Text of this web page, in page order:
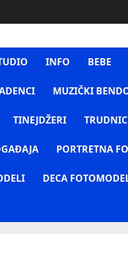
INFO BEBE
MUZIČKI
TINEJDŽERI
PORTRETNA
DECA